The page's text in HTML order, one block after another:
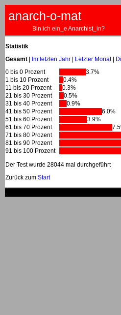
anarch-o-mat
Bin ich ein_e Anarchist_in?
Statistik
Gesamt
Im letzten Jahr Letzter Monat|
0 bis 0 Prozent
3.7%
1 bis 10 Prozent
0.4%
11 bis 20 Prozent
0.3%
21 bis 30 Prozent
0.5%
31 bis 40 Prozent
0.9%
41 bis 50 Prozent
6.0%
51 bis 60 Prozent
3.9%
61 bis 70 Prozent
71 bis 80 Prozent
81 bis 90 Prozent
91 bis 100 Prozent
Der Test wurde 28044 mal durchgeführt
Zurück zum Start